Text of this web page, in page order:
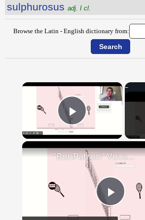
sulphurosus adj. I cl.
Browse the Latin - English dictionary from:
×
Play Video
Play
"BonPatron" Vocabulary - Clothing